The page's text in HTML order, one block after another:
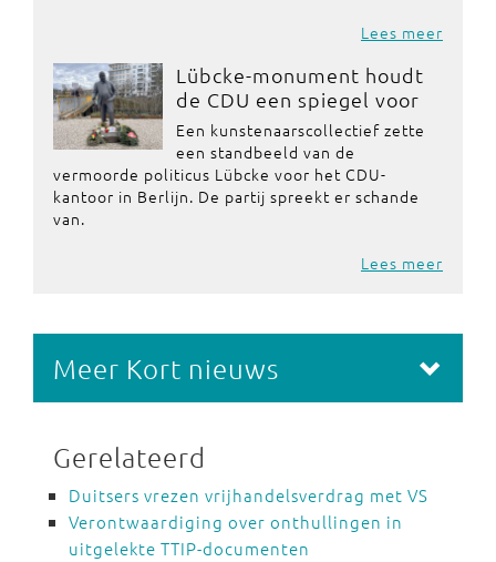
Lees meer
Lübcke-monument houdt
de CDU een spiegel voor
Een kunstenaarscollectief zette
een standbeeld van de
vermoorde politicus Lübcke voor het CDU-
kantoor in Berlijn. De partij spreekt er schande
van.
Lees meer
Meer Kort nieuws
Gerelateerd
Duitsers vrezen vrijhandelsverdrag met VS
Verontwaardiging over onthullingen in
uitgelekte TTIP-documenten